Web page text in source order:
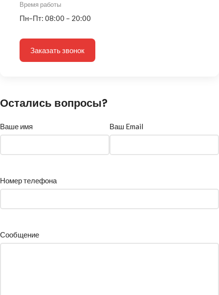
Время работы
Пн–Пт: 08:00 – 20:00
Заказать звонок
Остались вопросы?
Ваше имя Ваш Email
Номер телефона
Сообщение